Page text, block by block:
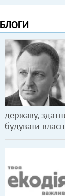
БЛОГИ
державу,
будувати